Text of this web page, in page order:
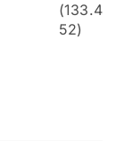
(133.4
52)